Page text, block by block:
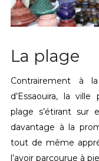
La plage
Contrairement à
d’Essaouira, la
plage s’étirant sur
davantage à la
tout de même
l’avoir parcourue à